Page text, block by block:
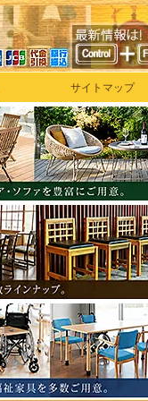
サイトマップ